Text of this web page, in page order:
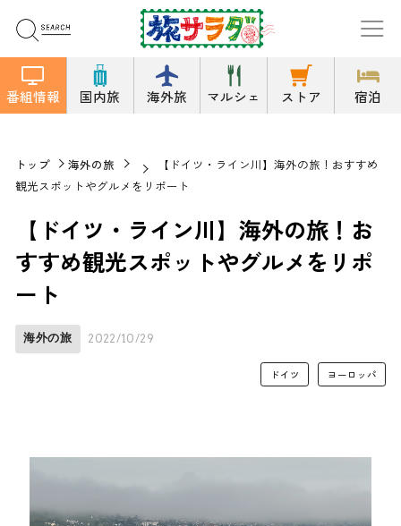
番組情報 国内旅 海外旅 マルシェ ストア 宿泊
トップ 海外の旅
【ドイツ・ライン川】海外の旅！おすすめ
観光スポットやグルメをリポート
【ドイツ・ライン川】海外の旅！お
すすめ観光スポットやグルメをリポ
ート
海外の旅 2022/10/29
ドイツ ヨーロッパ